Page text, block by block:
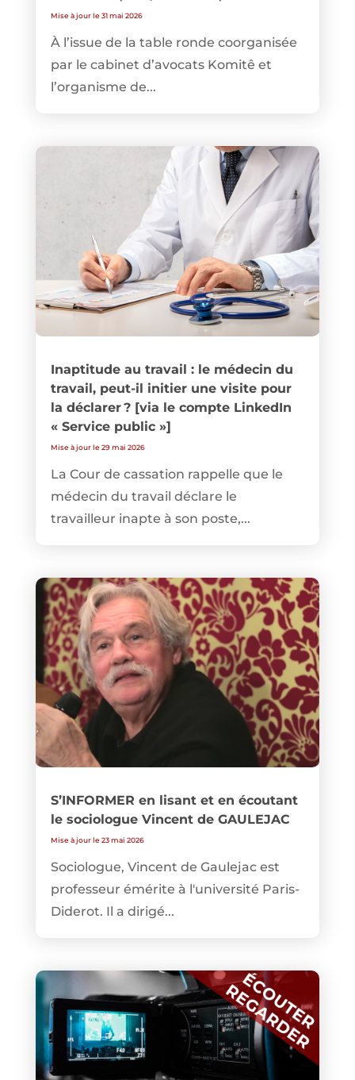
Mise à jour le 31 mai 2026
À l’issue de la table ronde coorganisée
par le cabinet d’avocats Komitê et
l’organisme de...
Inaptitude au travail : le médecin du
travail, peut-il initier une visite pour
la déclarer ? [via le compte LinkedIn
« Service public »]
Mise à jour le 29 mai 2026
La Cour de cassation rappelle que le
médecin du travail déclare le
travailleur inapte à son poste,...
S’INFORMER en lisant et en écoutant
le sociologue Vincent de GAULEJAC
Mise à jour le 23 mai 2026
Sociologue, Vincent de Gaulejac est
professeur émérite à l'université Paris-
Diderot. Il a dirigé...